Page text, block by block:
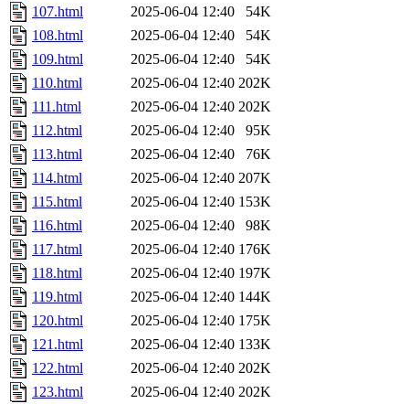
107.html
2025-06-04 12:40
54K
108.html
2025-06-04 12:40
54K
109.html
2025-06-04 12:40
54K
110.html
2025-06-04 12:40 202K
111.html
2025-06-04 12:40 202K
112.html
2025-06-04 12:40
95K
113.html
2025-06-04 12:40
76K
114.html
2025-06-04 12:40 207K
115.html
2025-06-04 12:40 153K
116.html
2025-06-04 12:40
98K
117.html
2025-06-04 12:40 176K
118.html
2025-06-04 12:40 197K
119.html
2025-06-04 12:40 144K
120.html
2025-06-04 12:40 175K
121.html
2025-06-04 12:40 133K
122.html
2025-06-04 12:40 202K
123.html
2025-06-04 12:40 202K